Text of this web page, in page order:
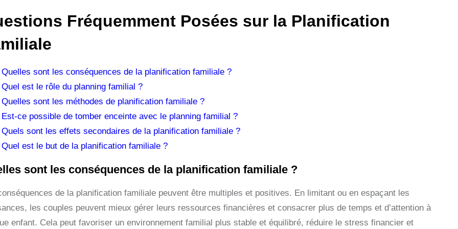
Fréquemment Posées sur la Planification
Quelles sont les conséquences de la planification familiale ?
Quel est le rôle du planning familial ?
Quelles sont les méthodes de planification familiale ?
Est-ce possible de tomber enceinte avec le planning familial ?
Quels sont les effets secondaires de la planification familiale ?
Quel est le but de la planification familiale ?
sont les conséquences de la planification familiale ?
de la planification familiale peuvent être multiples et positives. En limitant ou en espaçant les
les couples peuvent mieux gérer leurs ressources financières et consacrer plus de temps et d’attention à
enfant. Cela peut favoriser un environnement familial plus stable et équilibré, réduire le stress financier et